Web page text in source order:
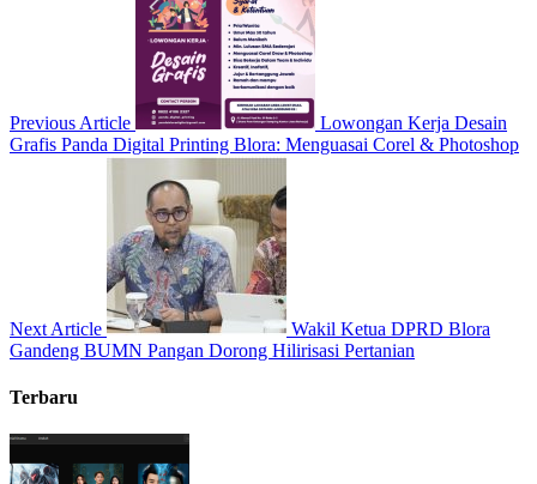
Previous Article
Lowongan Kerja Desain
Grafis Panda Digital Printing Blora: Menguasai Corel & Photoshop
Next Article
Wakil Ketua DPRD Blora
Gandeng BUMN Pangan Dorong Hilirisasi Pertanian
Terbaru